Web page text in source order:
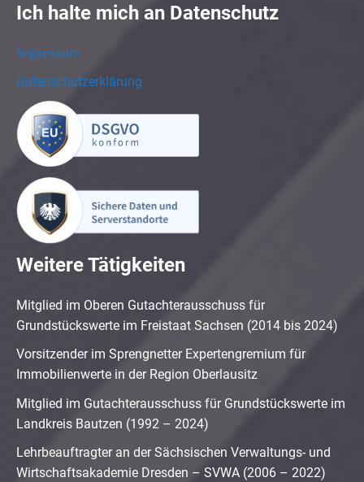
Ich halte mich an Datenschutz
Impressum
Datenschutzerklärung
Weitere Tätigkeiten
Mitglied im Oberen Gutachterausschuss für
Grundstückswerte im Freistaat Sachsen (2014 bis 2024)
Vorsitzender im Sprengnetter Expertengremium für
Immobilienwerte in der Region Oberlausitz
Mitglied im Gutachterausschuss für Grundstückswerte im
Landkreis Bautzen (1992 – 2024)
Lehrbeauftragter an der Sächsischen Verwaltungs- und
Wirtschaftsakademie Dresden – SVWA (2006 – 2022)